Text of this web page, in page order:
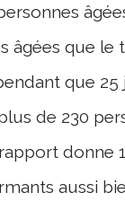
âgées que le
que 25
de 230
donne
aussi